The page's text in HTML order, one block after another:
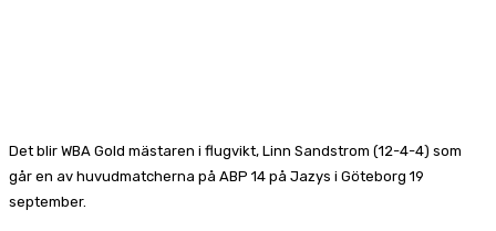
Det blir WBA Gold mästaren i flugvikt, Linn Sandstrom (12-4-4) som
går en av huvudmatcherna på ABP 14 på Jazys i Göteborg 19
september.